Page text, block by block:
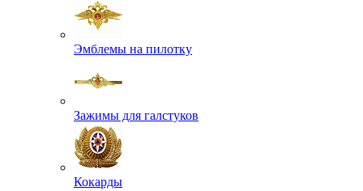
Эмблемы на пилотку
Зажимы для галстуков
Кокарды